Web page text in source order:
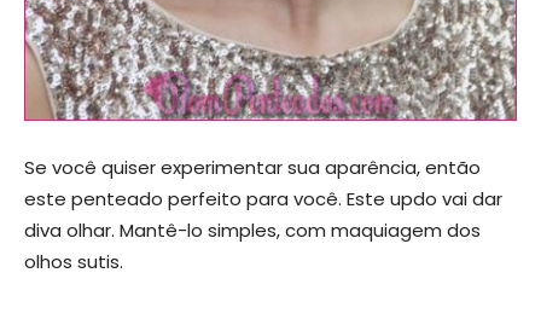
Se você quiser experimentar sua aparência, então
este penteado perfeito para você. Este updo vai dar
diva olhar. Mantê-lo simples, com maquiagem dos
olhos sutis.